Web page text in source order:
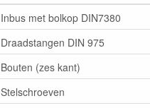
Inbus met bolkop DIN7380
Draadstangen DIN 975
Bouten (zes kant)
Stelschroeven